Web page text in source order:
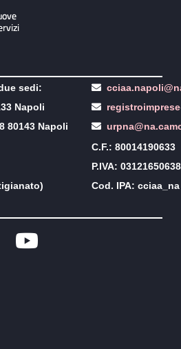
sedi:
Napoli
80143 Napoli
C.F.: 80014190633
P.IVA: 03121650638
Cod. IPA: cciaa_na